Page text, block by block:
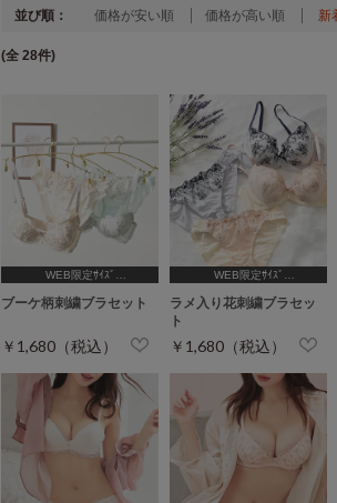
並び順： 価格が安い順 価格が高い順 新
(全 28件)
WEB限定ｻｲｽﾞ
ブーケ柄刺繍ブラセット
￥1,680（税込）
WEB限定ｻｲｽﾞ
ラメ入り花刺繍ブラセッ
ト
￥1,680（税込）